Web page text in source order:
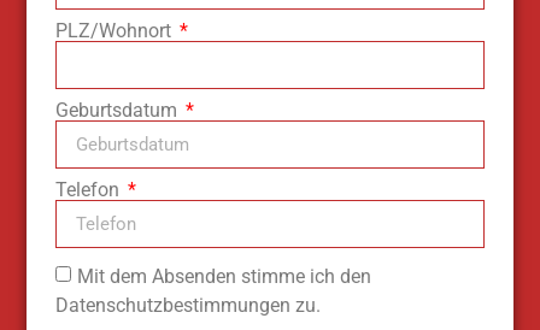
PLZ/Wohnort
Geburtsdatum
Telefon
Mit dem Absenden stimme ich den
Datenschutzbestimmungen zu.